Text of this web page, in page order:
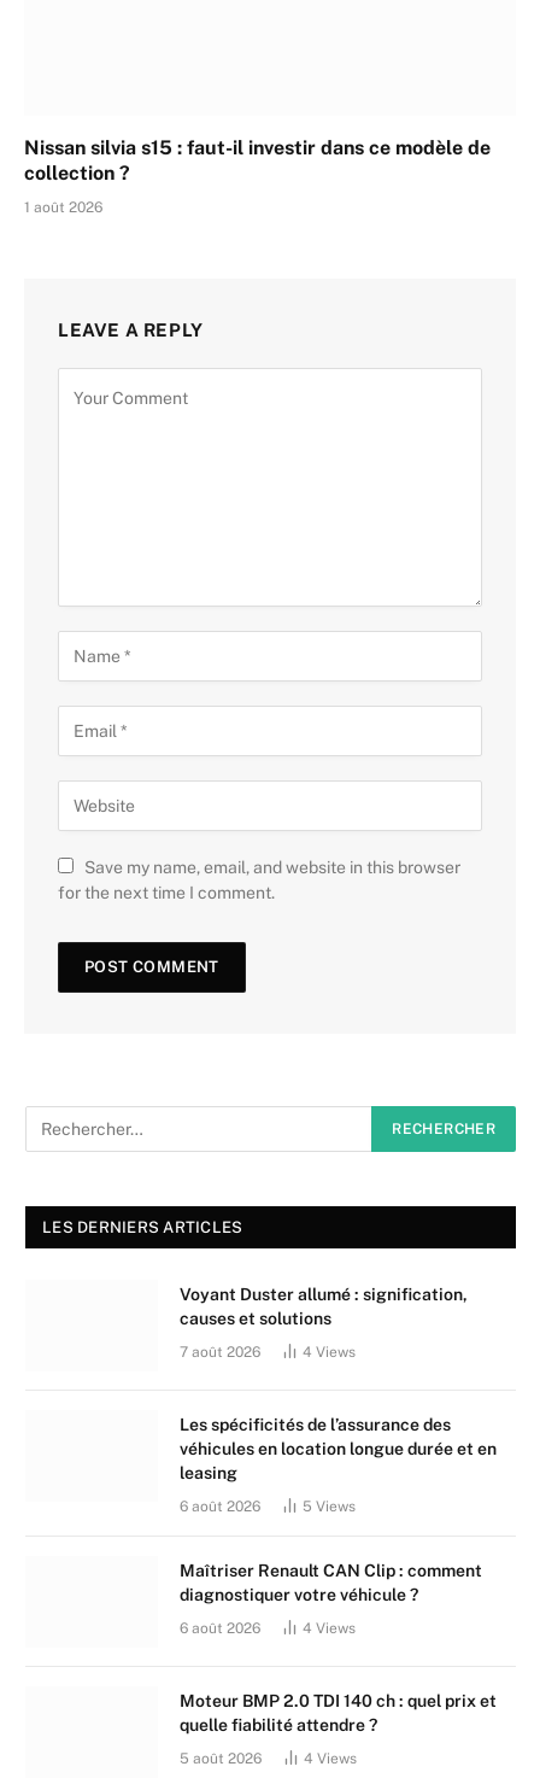
Nissan silvia s15 : faut-il investir dans ce modèle de
collection ?
1 août 2026
LEAVE A REPLY
Save my name, email, and website in this browser
for the next time I comment.
LES DERNIERS ARTICLES
Voyant Duster allumé : signification,
causes et solutions
7 août 2026 4 Views
Les spécificités de l’assurance des
véhicules en location longue durée et en
leasing
6 août 2026 5 Views
Maîtriser Renault CAN Clip : comment
diagnostiquer votre véhicule ?
6 août 2026 4 Views
Moteur BMP 2.0 TDI 140 ch : quel prix et
quelle fiabilité attendre ?
5 août 2026 4 Views